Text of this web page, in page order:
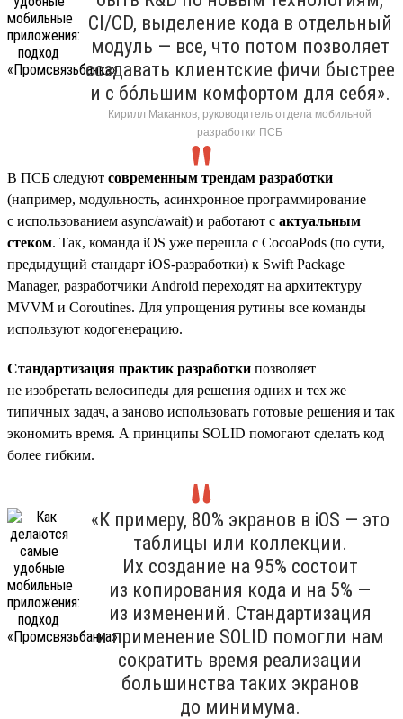
CI/CD, выделение кода в отдельный
модуль — все, что потом позволяет
создавать клиентские фичи быстрее
и с бóльшим комфортом для себя».
Кирилл Маканков, руководитель отдела мобильной
разработки ПСБ
В ПСБ следуют современным трендам разработки
(например, модульность, асинхронное программирование
с использованием async/await) и работают с актуальным
стеком. Так, команда iOS уже перешла с CocoaPods (по сути,
предыдущий стандарт iOS-разработки) к Swift Package
Manager, разработчики Android переходят на архитектуру
MVVM и Coroutines. Для упрощения рутины все команды
используют кодогенерацию.
Стандартизация практик разработки позволяет
не изобретать велосипеды для решения одних и тех же
типичных задач, а заново использовать готовые решения и так
экономить время. А принципы SOLID помогают сделать код
более гибким.
«К примеру, 80% экранов в iOS — это
таблицы или коллекции.
Их создание на 95% состоит
из копирования кода и на 5% —
из изменений. Стандартизация
и применение SOLID помогли нам
сократить время реализации
большинства таких экранов
до минимума.